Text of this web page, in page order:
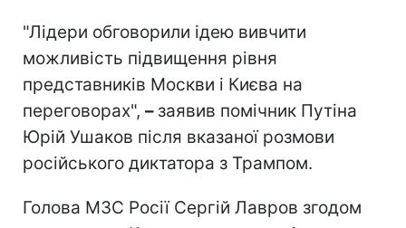
"Лідери обговорили ідею вивчити
можливість підвищення рівня
представників Москви і Києва на
переговорах", – заявив помічник Путіна
Юрій Ушаков після вказаної розмови
російського диктатора з Трампом.
Голова МЗС Росії Сергій Лавров згодом